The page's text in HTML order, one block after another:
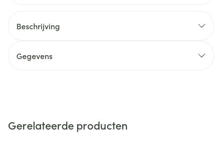
Beschrijving
Gegevens
Gerelateerde producten